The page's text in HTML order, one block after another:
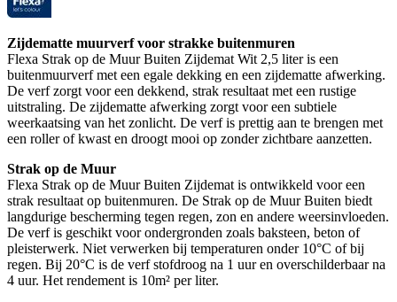
Zijdematte muurverf voor strakke buitenmuren
Flexa Strak op de Muur Buiten Zijdemat Wit 2,5 liter is een
buitenmuurverf met een egale dekking en een zijdematte afwerking.
De verf zorgt voor een dekkend, strak resultaat met een rustige
uitstraling. De zijdematte afwerking zorgt voor een subtiele
weerkaatsing van het zonlicht. De verf is prettig aan te brengen met
een roller of kwast en droogt mooi op zonder zichtbare aanzetten.
Strak op de Muur
Flexa Strak op de Muur Buiten Zijdemat is ontwikkeld voor een
strak resultaat op buitenmuren. De Strak op de Muur Buiten biedt
langdurige bescherming tegen regen, zon en andere weersinvloeden.
De verf is geschikt voor ondergronden zoals baksteen, beton of
pleisterwerk. Niet verwerken bij temperaturen onder 10°C of bij
regen. Bij 20°C is de verf stofdroog na 1 uur en overschilderbaar na
4 uur. Het rendement is 10m² per liter.